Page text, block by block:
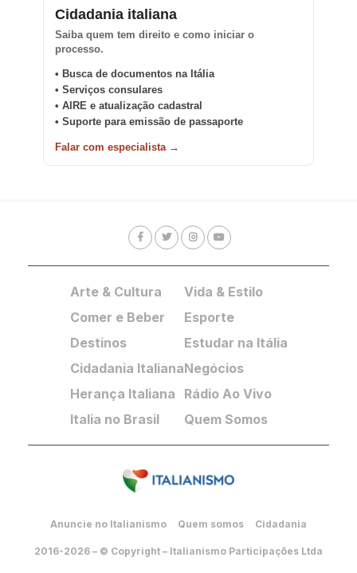
Cidadania italiana
Saiba quem tem direito e como iniciar o
processo.
• Busca de documentos na Itália
• Serviços consulares
• AIRE e atualização cadastral
• Suporte para emissão de passaporte
Falar com especialista →
Arte & Cultura
Comer e Beber
Destinos
Cidadania Italiana
Herança Italiana
Italia no Brasil
Vida & Estilo
Esporte
Estudar na Itália
Negócios
Rádio Ao Vivo
Quem Somos
Anuncie no Italianismo Quem somos Cidadania
2016-2026 – © Copyright – Italianismo Participações Ltda